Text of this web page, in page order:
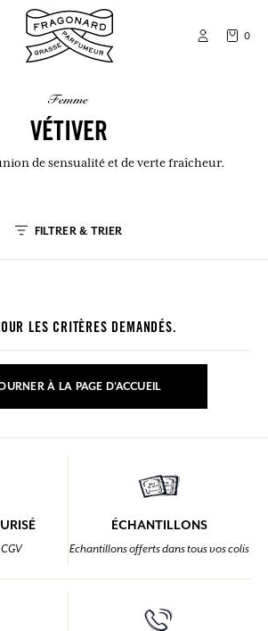
0
femme
VÉTIVER
de sensualité et de verte fraîcheur.
FILTRER & TRIER
LES CRITÈRES DEMANDÉS.
À LA PAGE D'ACCUEIL
ÉCHANTILLONS
Echantillons offerts dans tous vos colis